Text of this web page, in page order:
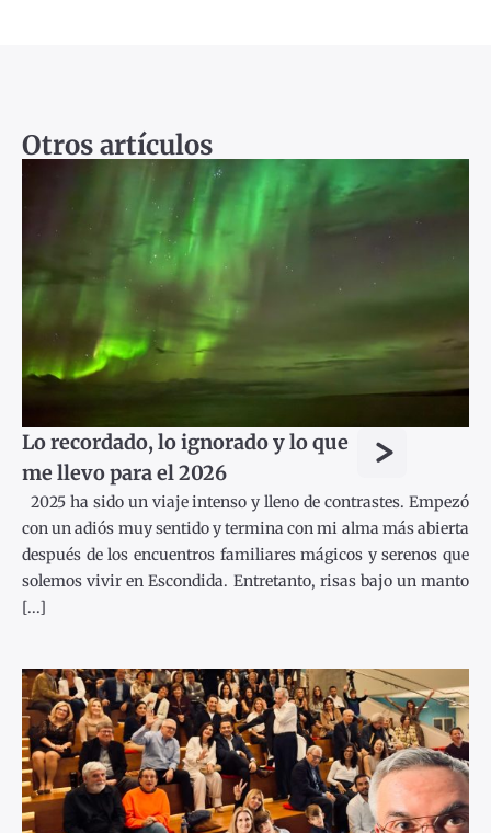
Otros artículos
Lo recordado, lo ignorado y lo que
me llevo para el 2026
>
2025 ha sido un viaje intenso y lleno de contrastes. Empezó
con un adiós muy sentido y termina con mi alma más abierta
después de los encuentros familiares mágicos y serenos que
solemos vivir en Escondida. Entretanto, risas bajo un manto
[...]